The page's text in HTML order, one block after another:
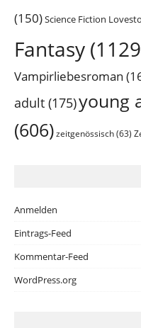
(150)Science Fiction
Fantasy
Vampirliebesroman
adult (175)young
(606) zeitgenössisch (63)
Anmelden
Eintrags-Feed
Kommentar-Feed
WordPress.org